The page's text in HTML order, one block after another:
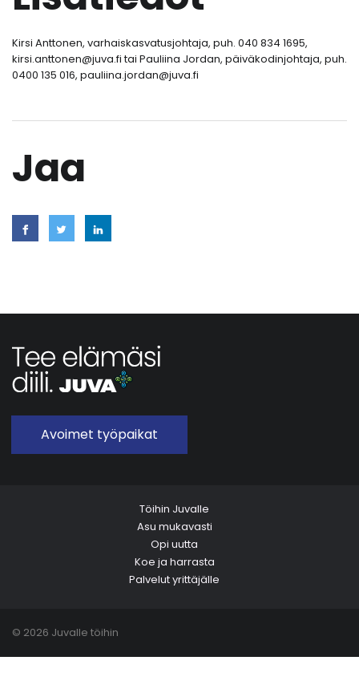
Kirsi Anttonen, varhaiskasvatusjohtaja, puh. 040 834 1695,
kirsi.anttonen@juva.fi tai Pauliina Jordan, päiväkodinjohtaja, puh.
0400 135 016, pauliina.jordan@juva.fi
Jaa
Avoimet työpaikat
Töihin Juvalle
Asu mukavasti
Opi uutta
Koe ja harrasta
Palvelut yrittäjälle
© 2026 Juvalle töihin